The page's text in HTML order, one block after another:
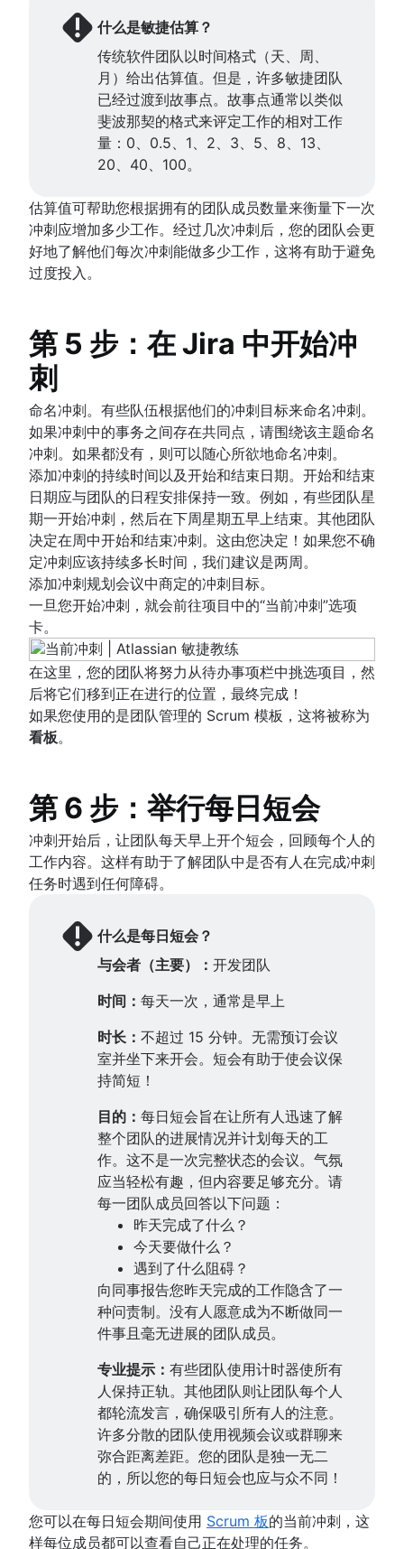
什么是敏捷估算？
传统软件团队以时间格式（天、周、
月）给出估算值。但是，许多敏捷团队
已经过渡到故事点。故事点通常以类似
斐波那契的格式来评定工作的相对工作
量：0、0.5、1、2、3、5、8、13、
20、40、100。
估算值可帮助您根据拥有的团队成员数量来衡量下一次
冲刺应增加多少工作。经过几次冲刺后，您的团队会更
好地了解他们每次冲刺能做多少工作，这将有助于避免
过度投入。
第 5 步：在 Jira 中开始冲
刺
命名冲刺。有些队伍根据他们的冲刺目标来命名冲刺。
如果冲刺中的事务之间存在共同点，请围绕该主题命名
冲刺。如果都没有，则可以随心所欲地命名冲刺。
添加冲刺的持续时间以及开始和结束日期。开始和结束
日期应与团队的日程安排保持一致。例如，有些团队星
期一开始冲刺，然后在下周星期五早上结束。其他团队
决定在周中开始和结束冲刺。这由您决定！如果您不确
定冲刺应该持续多长时间，我们建议是两周。
添加冲刺规划会议中商定的冲刺目标。
一旦您开始冲刺，就会前往项目中的“当前冲刺”选项
卡。
在这里，您的团队将努力从待办事项栏中挑选项目，然
后将它们移到正在进行的位置，最终完成！
如果您使用的是团队管理的 Scrum 模板，这将被称为
看板。
第 6 步：举行每日短会
冲刺开始后，让团队每天早上开个短会，回顾每个人的
工作内容。这样有助于了解团队中是否有人在完成冲刺
任务时遇到任何障碍。
什么是每日短会？
与会者（主要）： 开发团队
时间： 每天一次，通常是早上
时长： 不超过 15 分钟。无需预订会议
室并坐下来开会。短会有助于使会议保
持简短！
目的： 每日短会旨在让所有人迅速了解
整个团队的进展情况并计划每天的工
作。这不是一次完整状态的会议。气氛
应当轻松有趣，但内容要足够充分。请
每一团队成员回答以下问题：
昨天完成了什么？
今天要做什么？
遇到了什么阻碍？
向同事报告您昨天完成的工作隐含了一
种问责制。没有人愿意成为不断做同一
件事且毫无进展的团队成员。
专业提示： 有些团队使用计时器使所有
人保持正轨。其他团队则让团队每个人
都轮流发言，确保吸引所有人的注意。
许多分散的团队使用视频会议或群聊来
弥合距离差距。您的团队是独一无二
的，所以您的每日短会也应与众不同！
您可以在每日短会期间使用 Scrum 板的当前冲刺，这
样每位成员都可以查看自己正在处理的任务。